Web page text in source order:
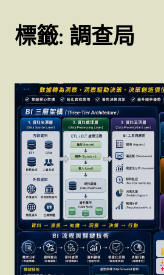
標籤: 調查局